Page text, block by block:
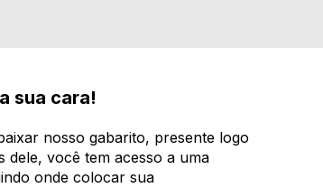
sua cara!
nosso gabarito, presente logo
dele, você tem acesso a uma
onde colocar sua